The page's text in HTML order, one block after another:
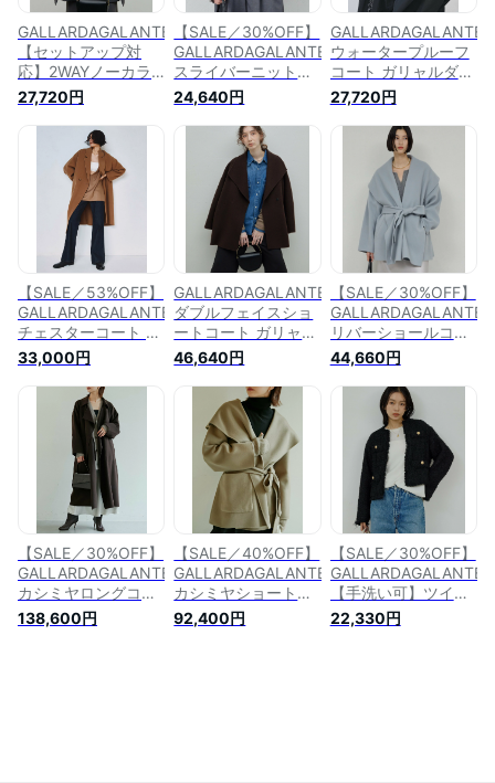
GALLARDAGALANTE
【セットアップ対
応】2WAYノーカラ
ージャケット ガリャ
ルダガランテ ジャケ
ット・アウター その
他のジャケット・ア
ウター グレー ブラ
ック【送料無料】
27,720円
【SALE／30%OFF】
GALLARDAGALANTE
スライバーニットジ
ャケット ガリャルダ
ガランテ ジャケッ
ト・アウター その他
のジャケット・アウ
ター ブラック【送料
無料】
24,640円
GALLARDAGALANTE
ウォータープルーフ
コート ガリャルダガ
ランテ ジャケット・
アウター その他のジ
ャケット・アウター
ブラック ベージュ
グレー【送料無料】
27,720円
【SALE／53%OFF】
GALLARDAGALANTE
チェスターコート ガ
リャルダガランテ ジ
ャケット・アウター
その他のジャケッ
ト・アウター ブラウ
ン グレー【送料無
33,000円
GALLARDAGALANTE
ダブルフェイスショ
ートコート ガリャル
ダガランテ ジャケッ
ト・アウター その他
のジャケット・アウ
ター グレー ピンク
ブラウン【送料無
料】
46,640円
【SALE／30%OFF】
GALLARDAGALANTE
リバーショールコー
ト ガリャルダガラン
テ ジャケット・アウ
ター その他のジャケ
ット・アウター ブラ
ウン イエロー【送料
無料】
44,660円
【SALE／30%OFF】
GALLARDAGALANTE
カシミヤロングコー
ト ガリャルダガラン
テ ジャケット・アウ
138,600円
【SALE／40%OFF】
GALLARDAGALANTE
カシミヤショートコ
ート ガリャルダガラ
ンテ ジャケット・ア
92,400円
【SALE／30%OFF】
GALLARDAGALANTE
【手洗い可】ツイー
ドショートジャケッ
ト ガリャルダガラン
22,330円